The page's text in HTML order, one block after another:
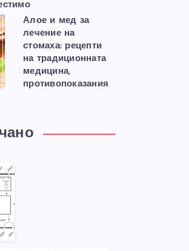
Алое и мед за
лечение на
стомаха: рецепти
на традиционната
медицина,
противопоказания